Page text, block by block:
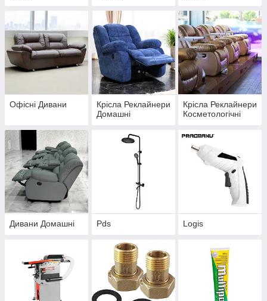
Офісні Дивани
Крісла Реклайнери
Домашні
Крісла Реклайнери
Косметологічні
Дивани Домашні Pds Logis